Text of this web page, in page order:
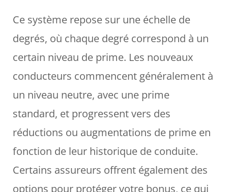
Ce système repose sur une échelle de
degrés, où chaque degré correspond à un
certain niveau de prime. Les nouveaux
conducteurs commencent généralement à
un niveau neutre, avec une prime
standard, et progressent vers des
réductions ou augmentations de prime en
fonction de leur historique de conduite.
Certains assureurs offrent également des
options pour protéger votre bonus, ce qui